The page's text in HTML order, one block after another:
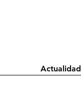
Actualidad